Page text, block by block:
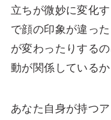
立ちが微妙に変化
で顔の印象が違っ
が変わったりする
動が関係しているか
あなた自身が持つ